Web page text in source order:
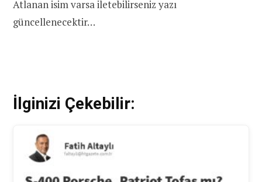
Atlanan isim varsa iletebilirseniz yazı
güncellenecektir…
İlginizi Çekebilir: